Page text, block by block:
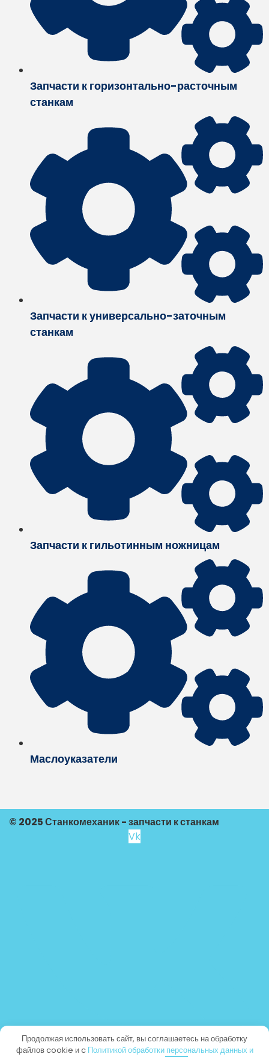
Запчасти к горизонтально-расточным
станкам
Запчасти к универсально-заточным
станкам
Запчасти к гильотинным ножницам
Маслоуказатели
© 2025 Станкомеханик - запчасти к станкам
Vk
Продолжая использовать сайт, вы соглашаетесь на обработку
файлов cookie и c Политикой обработки персональных данных и